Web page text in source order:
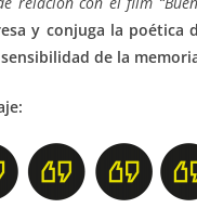
y conjuga la poética
de la